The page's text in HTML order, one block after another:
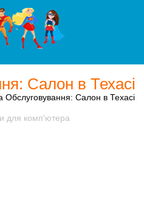
Салон в Техасі
Обслуговування: Салон в Техасі
для комп'ютера